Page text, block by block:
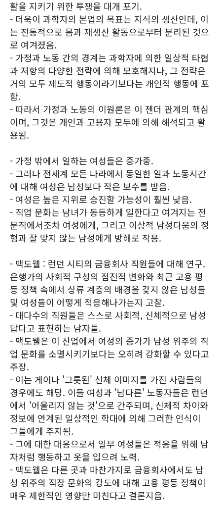
활을 지키기 위한 투쟁을 대개 포기.
- 더욱이 과학자의 본업의 목표는 지식의 생산인데, 이
는 전통적으로 몸과 재생산 활동으로부터 분리된 것으
로 여겨졌음.
- 가정과 노동 간의 경계는 과학자에 의한 일상적 타협
과 저항의 다양한 전략에 의해 모호해지나, 그 전략은
거의 모두 제도적 행동이라기보다는 개인적 행동에 포
함.
- 따라서 가정과 노동의 이원론은 이 젠더 관계의 핵심
이며, 그것은 개인과 고용자 모두에 의해 해석되고 활
용됨.
- 가정 밖에서 일하는 여성들은 증가중.
- 그러나 전세계 모든 나라에서 동일한 일과 노동시간
에 대해 여성은 남성보다 적은 보수를 받음.
- 여성은 높은 지위로 승진할 가능성이 훨씬 낮음.
- 직업 문화는 남녀가 동등하게 일한다고 여겨지는 전
문직에서조차 여성에게, 그리고 이상적 남성다움의 정
형과 잘 맞지 않는 남성에게 방해로 작용.
- 맥도웰 : 런던 시티의 금융회사 직원들에 대해 연구.
은행가의 사회적 구성의 점진적 변화와 최근 고용 평
등 정책 속에서 상류 계층의 배경을 갖지 않은 남성들
및 여성들이 어떻게 적응해나가는지 고찰.
- 대다수의 직원들은 스스로 사회적, 신체적으로 남성
답다고 표현하는 남자들.
- 맥도웰은 이 산업에서 여성의 증가가 남성 위주의 직
업 문화를 소멸시키기보다는 오히려 강화할 수 있다고
주장.
- 이는 게이나 '그릇된' 신체 이미지를 가진 사람들의
경우에도 해당. 이들 여성과 '남다른' 노동자들은 런던
에서 '어울리지 않는 것'으로 간주되며, 신체적 차이와
정보에 연계된 일상적인 학대에 의해 그러한 인식이
그들에게 주지됨.
- 그에 대한 대응으로서 일부 여성들은 적응을 위해 남
자처럼 행동하고 옷을 입으려 노력.
- 맥도웰은 다른 곳과 마찬가지로 금융회사에서도 남
성 위주의 직장 문화의 강도에 대해 고용 평등 정책이
매우 제한적인 영향만 미친다고 결론지음.